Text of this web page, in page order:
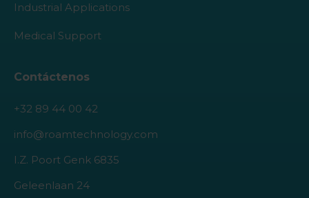
Industrial Applications
Medical Support
Contáctenos
+32 89 44 00 42
info@roamtechnology.com
I.Z. Poort Genk 6835
Geleenlaan 24